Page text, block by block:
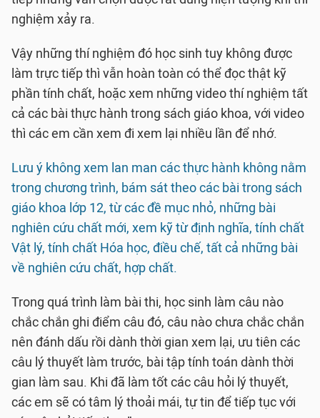
nghiệm xảy ra.
Vậy những thí nghiệm đó học sinh tuy không được
làm trực tiếp thì vẫn hoàn toàn có thể đọc thật kỹ
phần tính chất, hoặc xem những video thí nghiệm tất
cả các bài thực hành trong sách giáo khoa, với video
thì các em cần xem đi xem lại nhiều lần để nhớ.
Lưu ý không xem lan man các thực hành không nằm
trong chương trình, bám sát theo các bài trong sách
giáo khoa lớp 12, từ các đề mục nhỏ, những bài
nghiên cứu chất mới, xem kỹ từ định nghĩa, tính chất
Vật lý, tính chất Hóa học, điều chế, tất cả những bài
về nghiên cứu chất, hợp chất.
Trong quá trình làm bài thi, học sinh làm câu nào
chắc chắn ghi điểm câu đó, câu nào chưa chắc chắn
nên đánh dấu rồi dành thời gian xem lại, ưu tiên các
câu lý thuyết làm trước, bài tập tính toán dành thời
gian làm sau. Khi đã làm tốt các câu hỏi lý thuyết,
các em sẽ có tâm lý thoải mái, tự tin để tiếp tục với